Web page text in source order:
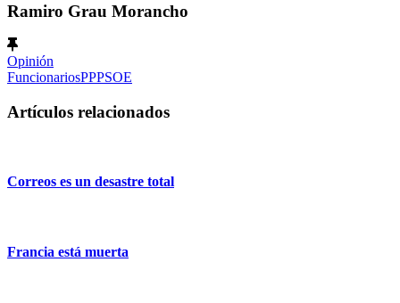
Ramiro Grau Morancho
Opinión
FuncionariosPPPSOE
Artículos relacionados
Correos es un desastre total
Francia está muerta